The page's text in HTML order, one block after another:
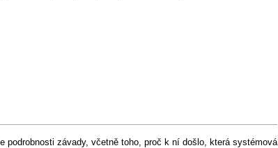
podrobnosti závady, včetně toho, proč k ní došlo, která systémová